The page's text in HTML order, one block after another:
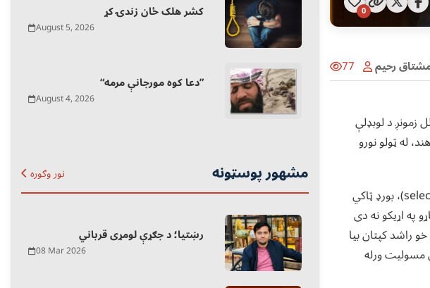
0
77 رحيم
زمونږ د لوبډلې
له ټولو نورو
د لوبډلې ترکیب بیا د لوبډلمشر په لاس کې دی. که چا درته وویل چې لوبډله خو ټاکونکې ډله (selection committee)، بورډ ټاکي
په اړیکو نه دی
راشد کپتان بیا
مسولیت ورله
کشر هلک ځان زندۍ کړ
August 5, 2026
“دعا کوه مورجانې مرمه”
August 4, 2026
مشهور پوسټونه نور وګوره
رښتیا؛ د جګړې لومړی قرباني
08 Mar 2026